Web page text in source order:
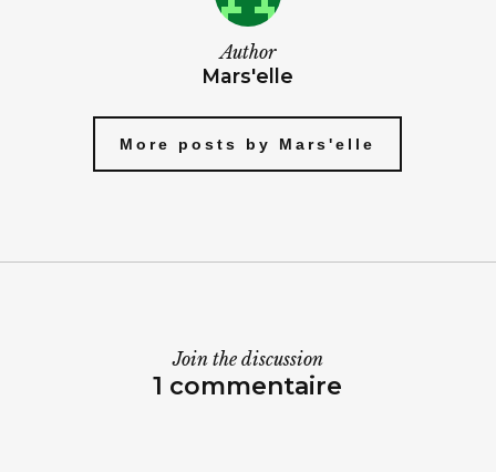
Author
Mars'elle
More posts by Mars'elle
Join the discussion
1 commentaire